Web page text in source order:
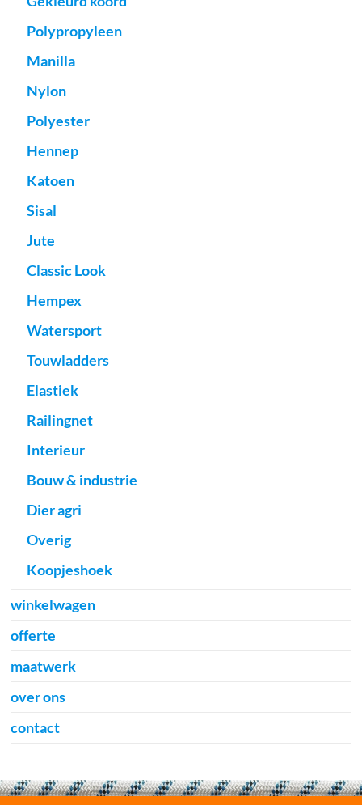
Polypropyleen
Manilla
Nylon
Polyester
Hennep
Katoen
Sisal
Jute
Classic Look
Hempex
Watersport
Touwladders
Elastiek
Railingnet
Interieur
Bouw & industrie
Dier agri
Overig
Koopjeshoek
winkelwagen
offerte
maatwerk
over ons
contact